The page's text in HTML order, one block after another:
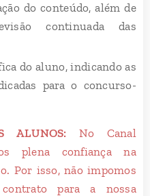
do conteúdo, além de
continuada das
do aluno, indicando as
para o concurso-
ALUNOS: No Canal
plena confiança na
Por isso, não impomos
para a nossa